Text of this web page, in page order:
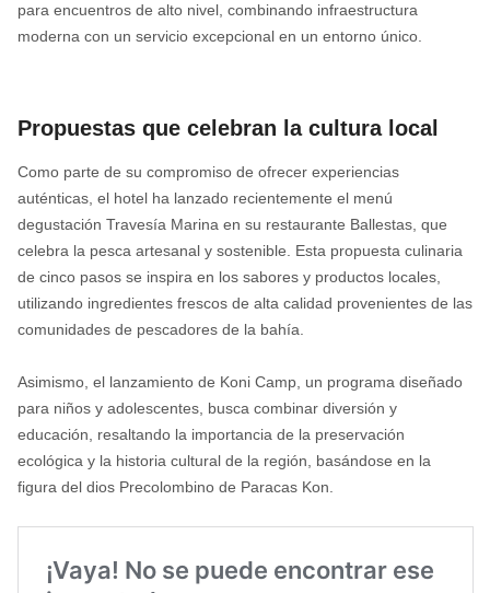
para encuentros de alto nivel, combinando infraestructura
moderna con un servicio excepcional en un entorno único.
Propuestas que celebran la cultura local
Como parte de su compromiso de ofrecer experiencias
auténticas, el hotel ha lanzado recientemente el menú
degustación Travesía Marina en su restaurante Ballestas, que
celebra la pesca artesanal y sostenible. Esta propuesta culinaria
de cinco pasos se inspira en los sabores y productos locales,
utilizando ingredientes frescos de alta calidad provenientes de las
comunidades de pescadores de la bahía.
Asimismo, el lanzamiento de Koni Camp, un programa diseñado
para niños y adolescentes, busca combinar diversión y
educación, resaltando la importancia de la preservación
ecológica y la historia cultural de la región, basándose en la
figura del dios Precolombino de Paracas Kon.